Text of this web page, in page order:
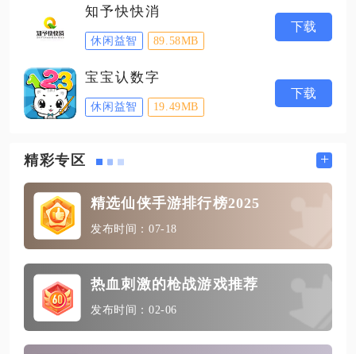
知予快快消
休闲益智 89.58MB
下载
宝宝认数字
休闲益智 19.49MB
下载
精彩专区 +
精选仙侠手游排行榜2025
发布时间：07-18
热血刺激的枪战游戏推荐
发布时间：02-06